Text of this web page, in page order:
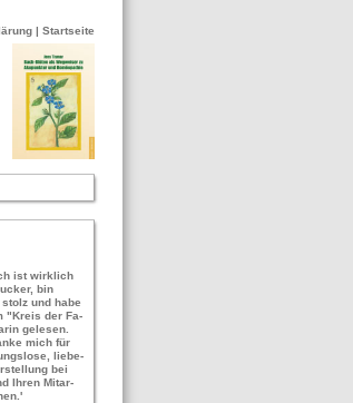
| Startseite
ist wirk­lich
bin
und habe
"Kreis der Fa­
ge­le­sen.
mich für
lie­be­
bei
Ihren Mit­ar­